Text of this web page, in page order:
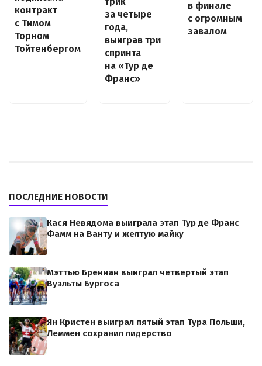
контракт
с Тимом
Торном
Тойтенбергом
за четыре
года,
выиграв три
спринта
на «Тур де
Франс»
в финале
с огромным
завалом
ПОСЛЕДНИЕ НОВОСТИ
Кася Невядома выиграла этап Тур де Франс
Фамм на Ванту и желтую майку
Мэттью Бреннан выиграл четвертый этап
Вуэльты Бургоса
Ян Кристен выиграл пятый этап Тура Польши,
Леммен сохранил лидерство